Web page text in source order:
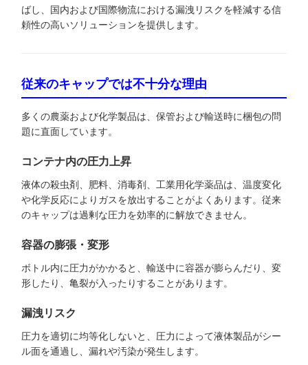
ばし、国内および国際物流における漏洩リスクを軽減する信
頼性の高いソリューションを提供します。
従来のキャップでは不十分な理由
多くの農薬および化学製品は、保管および輸送時に梱包の問
題に直面しています。
コンテナ内の圧力上昇
液体の殺虫剤、肥料、消毒剤、工業用化学薬品は、温度変化
や化学反応によりガスを放出することがよくあります。従来
のキャップは過剰な圧力を効率的に解放できません。
容器の膨張・変形
ボトル内に圧力がかかると、輸送中に容器が膨らんだり、変
形したり、亀裂が入ったりすることがあります。
漏洩リスク
圧力を適切に均等化しないと、圧力によって液体製品がシー
ル面を通過し、漏れや汚染が発生します。